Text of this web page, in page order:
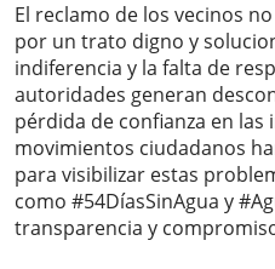
El reclamo de los vecinos
por un trato digno y
indiferencia y la falta de
autoridades generan
pérdida de confianza en las
movimientos ciudadanos
para visibilizar estas
como #54DíasSinAgua y
transparencia y